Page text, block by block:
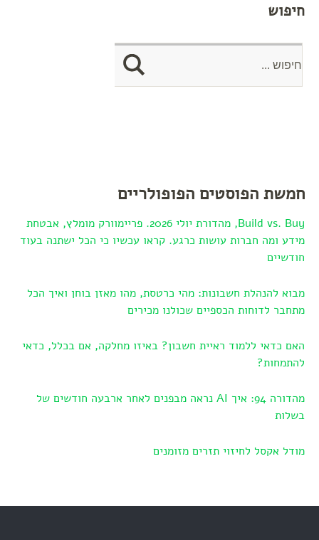
חיפוש
חמשת הפוסטים הפופולריים
Build vs. Buy, מהדורת יולי 2026. פריימוורק מומלץ, אבטחת
מידע ומה חברות עושות כרגע. קראו עכשיו כי הכל ישתנה בעוד
חודשיים
מבוא להנהלת חשבונות: מהי כרטסת, מהו מאזן בוחן ואיך הכל
מתחבר לדוחות הכספיים שכולנו מכירים
האם כדאי ללמוד ראיית חשבון? באיזו מחלקה, אם בכלל, כדאי
להתמחות?
מהדורה 94: איך AI נראה מבפנים לאחר ארבעה חודשים של
בשלות
מודל אקסל לחיזוי תזרים מזומנים